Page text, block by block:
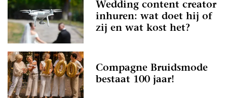
Wedding content creator
inhuren: wat doet hij of
zij en wat kost het?
Compagne Bruidsmode
bestaat 100 jaar!